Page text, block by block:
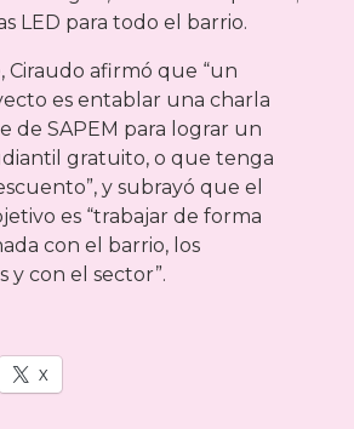
LED para todo el barrio.
Ciraudo afirmó que “un
es entablar una charla
de SAPEM para lograr un
gratuito, o que tenga
y subrayó que el
es “trabajar de forma
con el barrio, los
y con el sector”.
X